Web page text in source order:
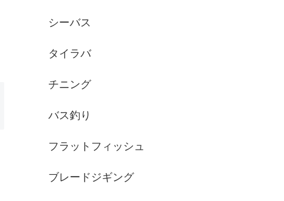
シーバス
タイラバ
チニング
バス釣り
フラットフィッシュ
ブレードジギング